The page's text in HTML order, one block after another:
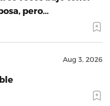
pero…
Aug 3, 2026